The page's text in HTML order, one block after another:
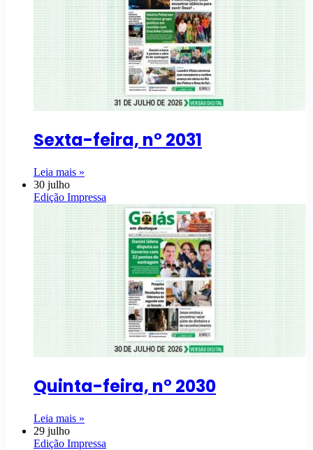
Sexta-feira, n° 2031
Leia mais »
30 julho
Edição Impressa
Quinta-feira, n° 2030
Leia mais »
29 julho
Edição Impressa